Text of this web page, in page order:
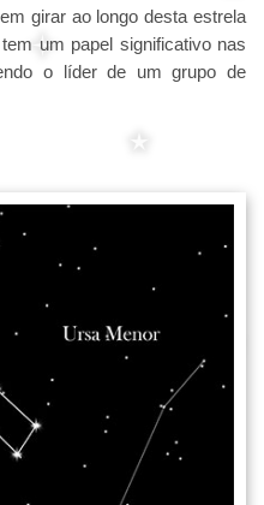
girar ao longo desta estrela
um papel significativo nas
o líder de um grupo de